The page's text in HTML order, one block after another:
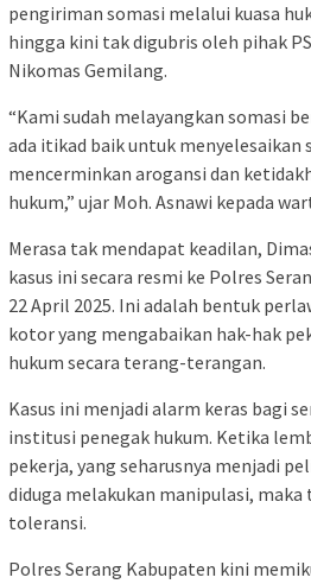
pengiriman somasi melalui kuasa
hingga kini tak digubris oleh pihak
Nikomas Gemilang.
“Kami sudah melayangkan somasi
ada itikad baik untuk menyelesaikan
mencerminkan arogansi dan
hukum,” ujar Moh. Asnawi kepada
Merasa tak mendapat keadilan,
kasus ini secara resmi ke Polres
22 April 2025. Ini adalah bentuk
kotor yang mengabaikan hak-hak
hukum secara terang-terangan.
Kasus ini menjadi alarm keras bagi
institusi penegak hukum. Ketika
pekerja, yang seharusnya menjadi
diduga melakukan manipulasi, maka
toleransi.
Polres Serang Kabupaten kini